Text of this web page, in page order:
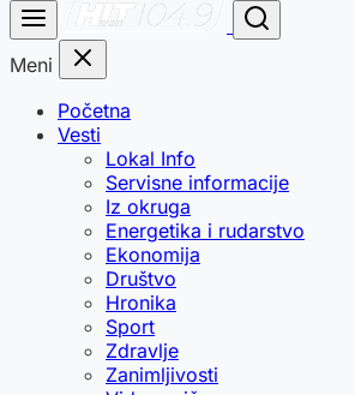
Meni
Početna
Vesti
Lokal Info
Servisne informacije
Iz okruga
Energetika i rudarstvo
Ekonomija
Društvo
Hronika
Sport
Zdravlje
Zanimljivosti